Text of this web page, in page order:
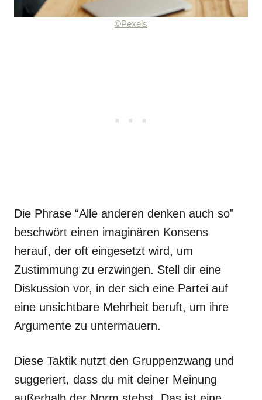
©Pexels
Die Phrase “Alle anderen denken auch so”
beschwört einen imaginären Konsens
herauf, der oft eingesetzt wird, um
Zustimmung zu erzwingen. Stell dir eine
Diskussion vor, in der sich eine Partei auf
eine unsichtbare Mehrheit beruft, um ihre
Argumente zu untermauern.
Diese Taktik nutzt den Gruppenzwang und
suggeriert, dass du mit deiner Meinung